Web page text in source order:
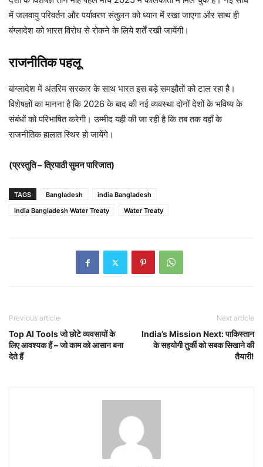
में जलवायु परिवर्तन और पर्यावरण संतुलन को ध्यान में रखा जाएगा और साथ ही
बंग्लादेश को भारत विरोध से रोकने के लिये शर्तें रखी जायेंगी।
राजनीतिक पहलू
बांग्लादेश में अंतरिम सरकार के साथ भारत इस बड़े समझौतों को टाल रहा है।
विशेषज्ञों का मानना है कि 2026 के बाद की नई व्यवस्था दोनों देशों के भविष्य के
संबंधों को परिभाषित करेगी। उम्मीद यही की जा रही है कि तब तक वहाँ के
राजनीतिक हालात स्थिर हो जायेंगे।
(प्रस्तुति – त्रिपाठी सुमन पारिजात)
TAGS Bangladesh
india Bangladesh
India Bangladesh Water Treaty
Water Treaty
Previous article
Top AI Tools जो छोटे व्यवसायों के
लिए आवश्यक हैं – जो काम को आसान बना
देते हैं
Next article
India’s Mission Next: पाकिस्तान
के सहयोगी तुर्की को सबक सिखाने की
तैयारी!